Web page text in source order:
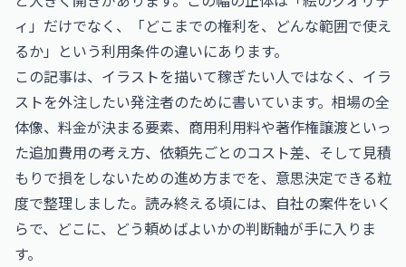
ィ」だけでなく、「どこまでの権利を、どんな範囲で使え
るか」という利用条件の違いにあります。
この記事は、イラストを描いて稼ぎたい人ではなく、イラ
ストを外注したい発注者のために書いています。相場の全
体像、料金が決まる要素、商用利用料や著作権譲渡といっ
た追加費用の考え方、依頼先ごとのコスト差、そして見積
もりで損をしないための進め方までを、意思決定できる粒
度で整理しました。読み終える頃には、自社の案件をいく
らで、どこに、どう頼めばよいかの判断軸が手に入りま
す。